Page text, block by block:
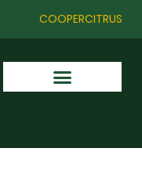
COOPERCITRUS